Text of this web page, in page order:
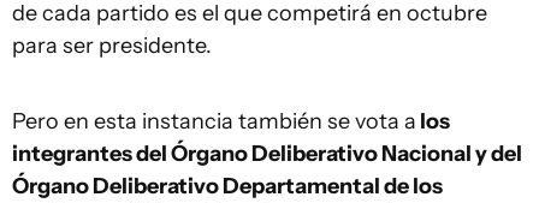
de cada partido es el que competirá en octubre
para ser presidente.
Pero en esta instancia también se vota a los
integrantes del Órgano Deliberativo Nacional y del
Órgano Deliberativo Departamental de los